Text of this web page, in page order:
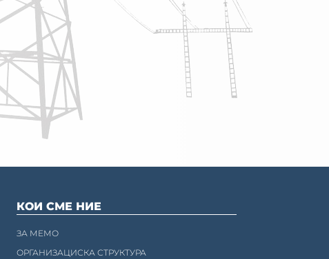
КОИ СМЕ НИЕ
ЗА МЕМО
ОРГАНИЗАЦИСКА СТРУКТУРА